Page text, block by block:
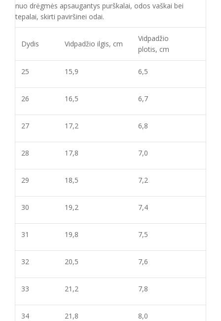
nuo drėgmės apsaugantys purškalai, odos vaškai bei
tepalai, skirti paviršinei odai.
Dydis Vidpadžio ilgis, cm
Vidpadžio
plotis, cm
25 15,9 6,5
26 16,5 6,7
27 17,2 6,8
28 17,8 7,0
29 18,5 7,2
30 19,2 7,4
31 19,8 7,5
32 20,5 7,6
33 21,2 7,8
34 21,8 8,0